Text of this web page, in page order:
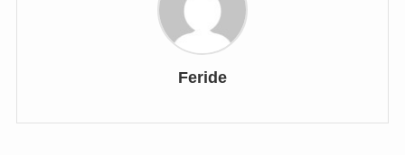
Feride